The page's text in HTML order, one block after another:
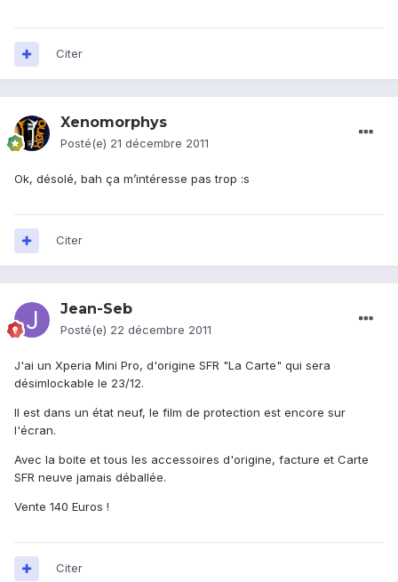
Citer
Xenomorphys
Posté(e) 21 décembre 2011
Ok, désolé, bah ça m’intéresse pas trop :s
Citer
Jean-Seb
Posté(e) 22 décembre 2011
J'ai un Xperia Mini Pro, d'origine SFR "La Carte" qui sera
désimlockable le 23/12.
Il est dans un état neuf, le film de protection est encore sur
l'écran.
Avec la boite et tous les accessoires d'origine, facture et Carte
SFR neuve jamais déballée.
Vente 140 Euros !
Citer